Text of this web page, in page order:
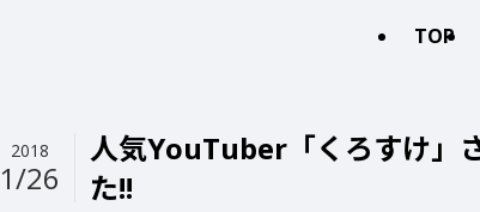
TOP
人気YouTuber「くろすけ」
た!!
2018
1/26